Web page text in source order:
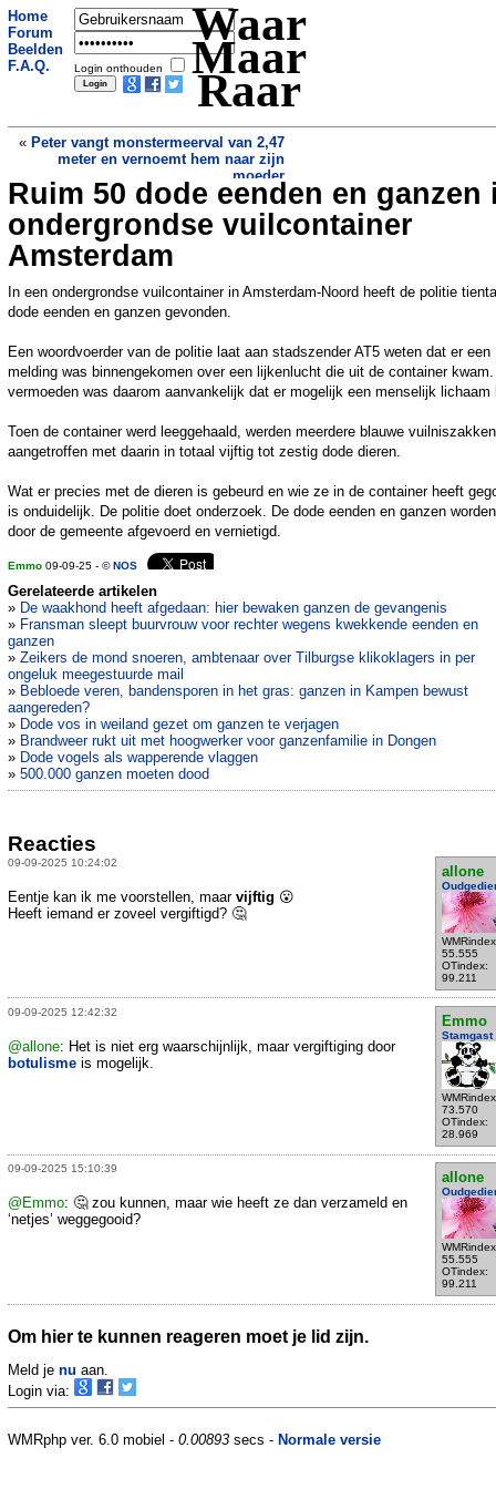
Home
Forum
Beelden
F.A.Q.
Login onthouden
Waar
Maar
Raar
« Peter vangt monstermeerval van 2,47
meter en vernoemt hem naar zijn
moeder
Twee loterijspelers in VS winnen samen
Powerball-jackpot van 1,8 miljard dollar
»
Ruim 50 dode eenden en ganzen
ondergrondse vuilcontainer
Amsterdam
In een ondergrondse vuilcontainer in Amsterdam-Noord heeft de politie
dode eenden en ganzen gevonden.
Een woordvoerder van de politie laat aan stadszender AT5 weten dat er een
melding was binnengekomen over een lijkenlucht die uit de container
vermoeden was daarom aanvankelijk dat er mogelijk een menselijk lichaam
Toen de container werd leeggehaald, werden meerdere blauwe vuilniszakken
aangetroffen met daarin in totaal vijftig tot zestig dode dieren.
Wat er precies met de dieren is gebeurd en wie ze in de container heeft
is onduidelijk. De politie doet onderzoek. De dode eenden en ganzen worden
door de gemeente afgevoerd en vernietigd.
Emmo 09-09-25 - ©NOS
Gerelateerde artikelen
» De waakhond heeft afgedaan: hier bewaken ganzen de gevangenis
» Fransman sleept buurvrouw voor rechter wegens kwekkende eenden en
ganzen
» Zeikers de mond snoeren, ambtenaar over Tilburgse klikoklagers in per
ongeluk meegestuurde mail
» Bebloede veren, bandensporen in het gras: ganzen in Kampen bewust
aangereden?
» Dode vos in weiland gezet om ganzen te verjagen
» Brandweer rukt uit met hoogwerker voor ganzenfamilie in Dongen
» Dode vogels als wapperende vlaggen
» 500.000 ganzen moeten dood
Reacties
09-09-2025 10:24:02
allone
55.555
OTindex:
99.211
Eentje kan ik me voorstellen, maar vijftig 😮
Heeft iemand er zoveel vergiftigd? 🤔
09-09-2025 12:42:32
Emmo
Stamgast
73.570
OTindex:
28.969
@allone: Het is niet erg waarschijnlijk, maar vergiftiging door
botulisme is mogelijk.
09-09-2025 15:10:39
allone
55.555
OTindex:
99.211
@Emmo: 🤔 zou kunnen, maar wie heeft ze dan verzameld en
‘netjes’ weggegooid?
Om hier te kunnen reageren moet je lid zijn.
Meld je nu aan.
Login via:
WMRphp ver. 6.0 mobiel - 0.00893 secs - Normale versie